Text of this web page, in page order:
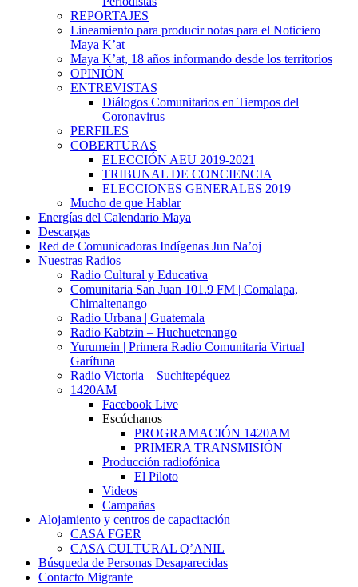
REPORTAJES
Lineamiento para producir notas para el Noticiero
Maya K’at
Maya K’at, 18 años informando desde los territorios
OPINIÓN
ENTREVISTAS
Diálogos Comunitarios en Tiempos del
Coronavirus
PERFILES
COBERTURAS
ELECCIÓN AEU 2019-2021
TRIBUNAL DE CONCIENCIA
ELECCIONES GENERALES 2019
Mucho de que Hablar
Energías del Calendario Maya
Descargas
Red de Comunicadoras Indígenas Jun Na’oj
Nuestras Radios
Radio Cultural y Educativa
Comunitaria San Juan 101.9 FM | Comalapa,
Chimaltenango
Radio Urbana | Guatemala
Radio Kabtzin – Huehuetenango
Yurumein | Primera Radio Comunitaria Virtual
Garífuna
Radio Victoria – Suchitepéquez
1420AM
Facebook Live
Escúchanos
PROGRAMACIÓN 1420AM
PRIMERA TRANSMISIÓN
Producción radiofónica
El Piloto
Videos
Campañas
Alojamiento y centros de capacitación
CASA FGER
CASA CULTURAL Q’ANIL
Búsqueda de Personas Desaparecidas
Contacto Migrante